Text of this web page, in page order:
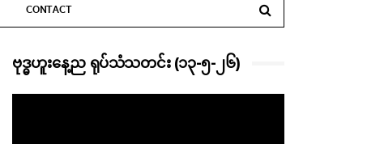
CONTACT
ဗုဒ္ဓဟူးနေ့ည ရုပ်သံသတင်း (၁၃-၅-၂၆)